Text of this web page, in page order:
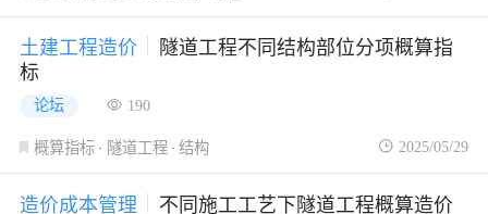
土建工程造价
隧道工程不同结构部位分项概算指
标
论坛 190
概算指标 隧道工程 结构 2025/05/29
造价成本管理
不同施工工艺下隧道工程概算造价